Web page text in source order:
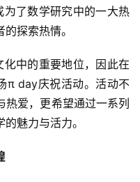
了数学研究中的一大热
探索热情。
中的重要地位，因此在
π day庆祝活动。活动不
爱，更希望通过一系列
魅力与活力。